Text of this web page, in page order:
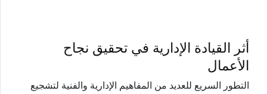
أثر القيادة الإدارية في تحقيق نجاح
الأعمال
التطور السريع للعديد من المفاهيم الإدارية والفنية لتشجيع